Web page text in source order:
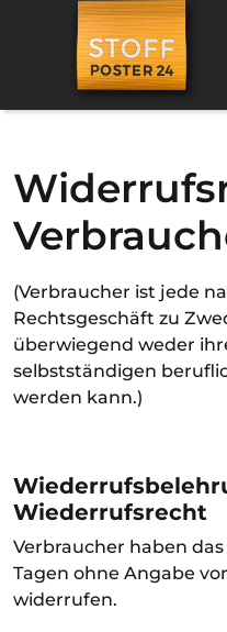
(Verbraucher ist jede
Rechtsgeschäft zu
überwiegend weder
selbstständigen
werden kann.)
Wiederrufsrecht
Verbraucher haben
Tagen ohne Angabe
widerrufen.